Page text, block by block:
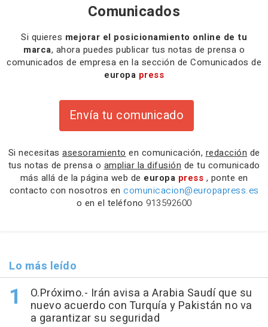
Comunicados
Si quieres mejorar el posicionamiento online de tu
marca, ahora puedes publicar tus notas de prensa o
comunicados de empresa en la sección de Comunicados de
europa press
Envía tu comunicado
Si necesitas asesoramiento en comunicación, redacción de
tus notas de prensa o ampliar la difusión de tu comunicado
más allá de la página web de europa press , ponte en
contacto con nosotros en comunicacion@europapress.es
o en el teléfono 913592600
Lo más leído
O.Próximo.- Irán avisa a Arabia Saudí que su
nuevo acuerdo con Turquía y Pakistán no va
a garantizar su seguridad